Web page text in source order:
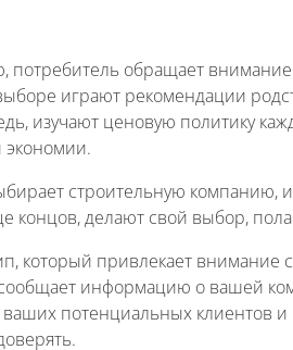
обращает
играют рекомендации
изучают ценовую политику
экономии.
строительную компанию,
концов, делают свой выбор,
который привлекает внимание
информацию о вашей
потенциальных клиентов и